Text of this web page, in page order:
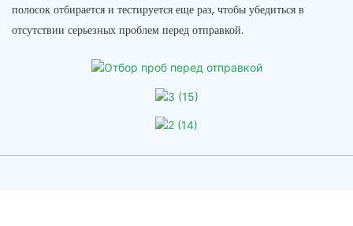
полосок отбирается и тестируется еще раз, чтобы убедиться в
отсутствии серьезных проблем перед отправкой.